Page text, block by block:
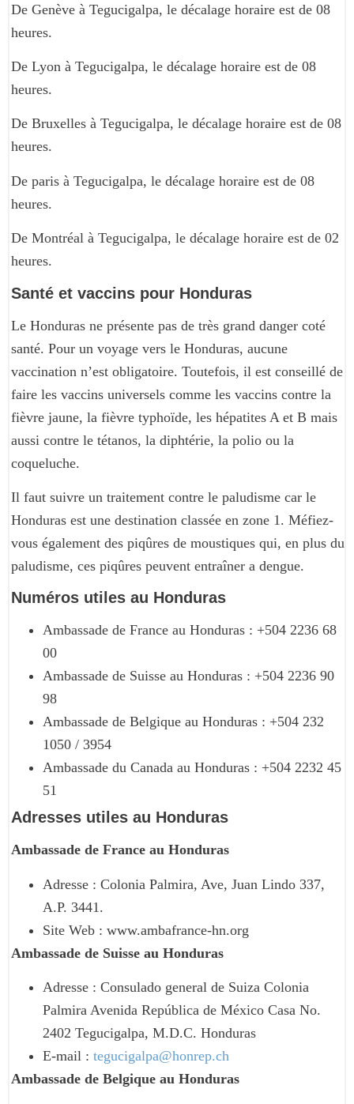
De Genève à Tegucigalpa, le décalage horaire est de 08
heures.
De Lyon à Tegucigalpa, le décalage horaire est de 08
heures.
De Bruxelles à Tegucigalpa, le décalage horaire est de 08
heures.
De paris à Tegucigalpa, le décalage horaire est de 08
heures.
De Montréal à Tegucigalpa, le décalage horaire est de 02
heures.
Santé et vaccins pour Honduras
Le Honduras ne présente pas de très grand danger coté
santé. Pour un voyage vers le Honduras, aucune
vaccination n’est obligatoire. Toutefois, il est conseillé de
faire les vaccins universels comme les vaccins contre la
fièvre jaune, la fièvre typhoïde, les hépatites A et B mais
aussi contre le tétanos, la diphtérie, la polio ou la
coqueluche.
Il faut suivre un traitement contre le paludisme car le
Honduras est une destination classée en zone 1. Méfiez-
vous également des piqûres de moustiques qui, en plus du
paludisme, ces piqûres peuvent entraîner a dengue.
Numéros utiles au Honduras
Ambassade de France au Honduras : +504 2236 68
00
Ambassade de Suisse au Honduras : +504 2236 90
98
Ambassade de Belgique au Honduras : +504 232
1050 / 3954
Ambassade du Canada au Honduras : +504 2232 45
51
Adresses utiles au Honduras
Ambassade de France au Honduras
Adresse : Colonia Palmira, Ave, Juan Lindo 337,
A.P. 3441.
Site Web : www.ambafrance-hn.org
Ambassade de Suisse au Honduras
Adresse : Consulado general de Suiza Colonia
Palmira Avenida República de México Casa No.
2402 Tegucigalpa, M.D.C. Honduras
E-mail : tegucigalpa@honrep.ch
Ambassade de Belgique au Honduras